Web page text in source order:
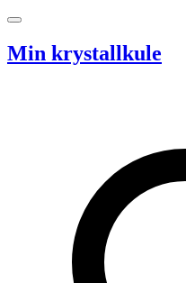
Hopp til innhold
Min krystallkule